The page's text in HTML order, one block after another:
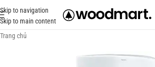
Skip to navigation
Skip to main content
Trang chủ